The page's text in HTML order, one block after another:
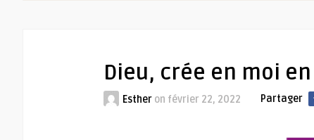
Dieu, crée en moi
Esther on février 22, 2022 Partager